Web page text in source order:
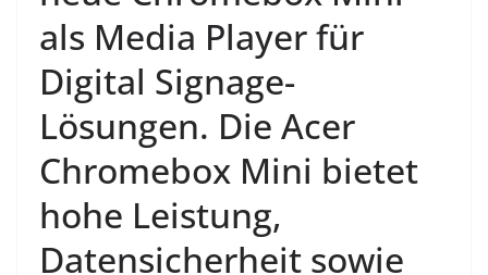
als Media Player für
Digital Signage-
Lösungen. Die Acer
Chromebox Mini bietet
hohe Leistung,
Datensicherheit sowie